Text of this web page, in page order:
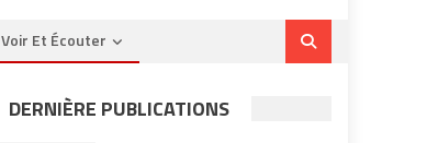
Voir Et Écouter
DERNIÈRE PUBLICATIONS